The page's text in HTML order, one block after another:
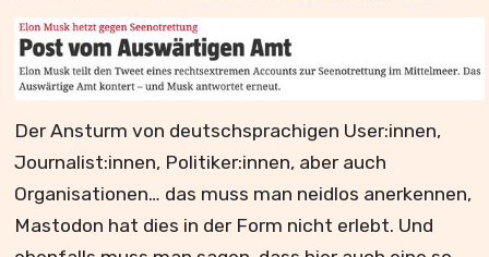
Der Ansturm von deutschsprachigen User:innen,
Journalist:innen, Politiker:innen, aber auch
Organisationen… das muss man neidlos anerkennen,
Mastodon hat dies in der Form nicht erlebt. Und